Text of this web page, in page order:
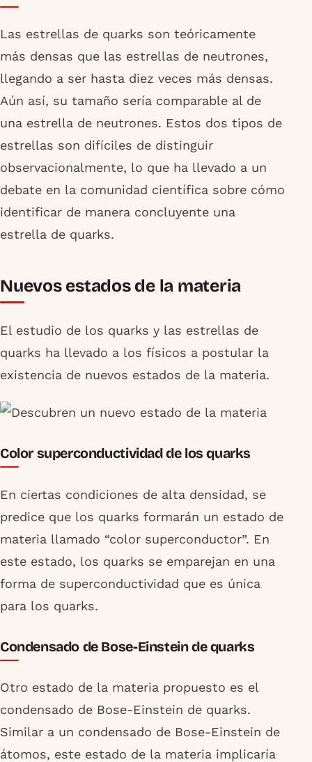
Las estrellas de quarks son teóricamente
más densas que las estrellas de neutrones,
llegando a ser hasta diez veces más densas.
Aún así, su tamaño sería comparable al de
una estrella de neutrones. Estos dos tipos de
estrellas son difíciles de distinguir
observacionalmente, lo que ha llevado a un
debate en la comunidad científica sobre cómo
identificar de manera concluyente una
estrella de quarks.
Nuevos estados de la materia
El estudio de los quarks y las estrellas de
quarks ha llevado a los físicos a postular la
existencia de nuevos estados de la materia.
Color superconductividad de los quarks
En ciertas condiciones de alta densidad, se
predice que los quarks formarán un estado de
materia llamado “color superconductor”. En
este estado, los quarks se emparejan en una
forma de superconductividad que es única
para los quarks.
Condensado de Bose-Einstein de quarks
Otro estado de la materia propuesto es el
condensado de Bose-Einstein de quarks.
Similar a un condensado de Bose-Einstein de
átomos, este estado de la materia implicaría